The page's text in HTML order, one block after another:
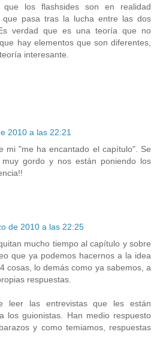
los flashsides son en realidad
que pasa tras la lucha entre las dos
verdad que es una teoría que no
hay elementos que son diferentes,
interesante.
2010 a las 22:21
mi "me ha encantado el capítulo". Se
gordo y nos están poniendo los
de 2010 a las 22:25
mucho tiempo al capítulo y sobre
que ya podemos hacernos a la idea
cosas, lo demás como ya sabemos, a
respuestas.
leer las entrevistas que les están
los guionistas. Han medio respuesto
y como temiamos, respuestas